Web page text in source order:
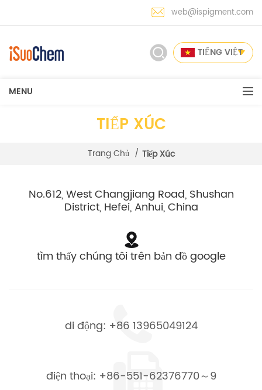
web@ispigment.com
TIẾNG VIỆT
MENU
TIẾP XÚC
Trang Chủ / Tiếp Xúc
No.612, West Changjiang Road, Shushan
District, Hefei, Anhui, China
tìm thấy chúng tôi trên bản đồ google
di động: +86 13965049124
điện thoại: +86-551-62376770～9